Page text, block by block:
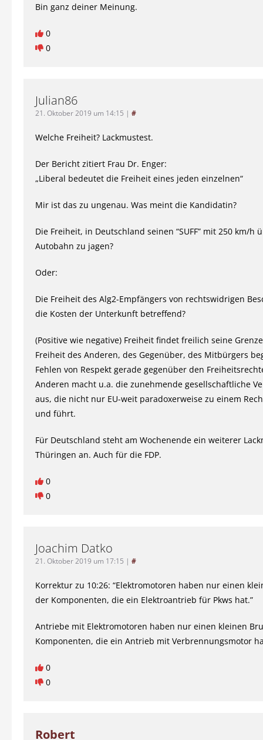
Bin ganz deiner Meinung.
0
0
Julian86
21. Oktober 2019 um 14:15 | #
Welche Freiheit? Lackmustest.
Der Bericht zitiert Frau Dr. Enger:
„Liberal bedeutet die Freiheit eines jeden einzelnen“
Mir ist das zu ungenau. Was meint die Kandidatin?
Die Freiheit, in Deutschland seinen “SUFF” mit 250 km/h
Autobahn zu jagen?
Oder:
Die Freiheit des Alg2-Empfängers von rechtswidrigen
die Kosten der Unterkunft betreffend?
(Positive wie negative) Freiheit findet freilich seine
Freiheit des Anderen, des Gegenüber, des Mitbürgers
Fehlen von Respekt gerade gegenüber den
Anderen macht u.a. die zunehmende gesellschaftliche
aus, die nicht nur EU-weit paradoxerweise zu einem
und führt.
Für Deutschland steht am Wochenende ein weiterer
Thüringen an. Auch für die FDP.
0
0
Joachim Datko
21. Oktober 2019 um 17:15 | #
Korrektur zu 10:26: “Elektromotoren haben nur einen
der Komponenten, die ein Elektroantrieb für Pkws hat.”
Antriebe mit Elektromotoren haben nur einen kleinen
Komponenten, die ein Antrieb mit Verbrennungsmotor
0
0
Robert